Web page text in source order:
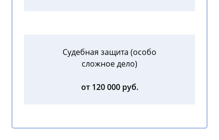
Судебная защита (особо
сложное дело)
от 120 000 руб.